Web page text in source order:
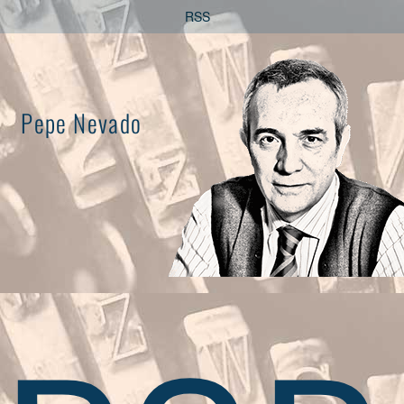
Saltar
al
contenido
RSS
Pepe Nevado